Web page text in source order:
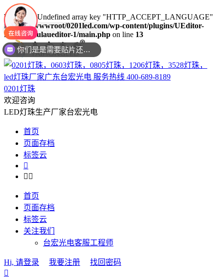
Warning
: Undefined array key "HTTP_ACCEPT_LANGUAGE"
in/www/wwwroot/0201led.com/wp-content/plugins/UEditor-
KityFormulaueditor-1/main.php on line 13
0201灯珠
欢迎咨询
LED灯珠生产厂家台宏光电
首页
页面存档
标签云

 
首页
页面存档
标签云
关注我们
台宏光电客服工程师
Hi, 请登录 我要注册
找回密码
